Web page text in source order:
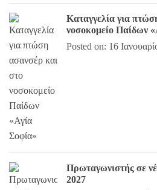
Καταγγελία για
νοσοκομείο Παίδων
Posted on: 16
Πρωταγωνιστής σε
2027